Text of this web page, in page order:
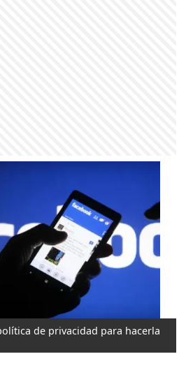
de privacidad para hacerla